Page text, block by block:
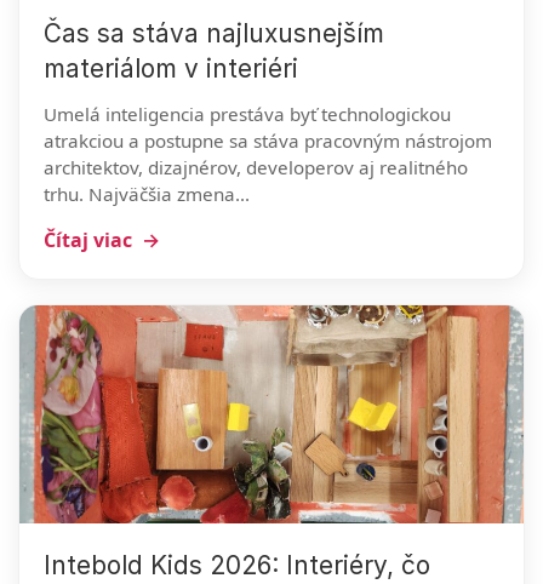
Čas sa stáva najluxusnejším
materiálom v interiéri
Umelá inteligencia prestáva byť technologickou
atrakciou a postupne sa stáva pracovným nástrojom
architektov, dizajnérov, developerov aj realitného
trhu. Najväčšia zmena...
Čítaj viac
Intebold Kids 2026: Interiéry, čo